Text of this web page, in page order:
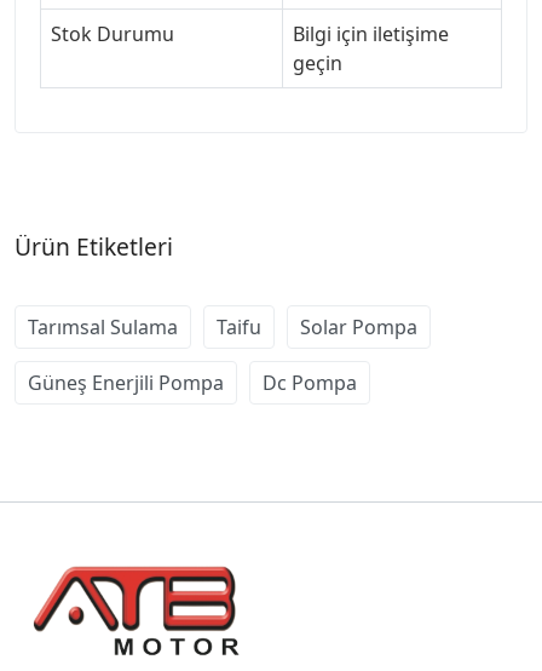
Stok Durumu
Bilgi için iletişime
geçin
Ürün Etiketleri
Tarımsal Sulama Taifu Solar Pompa
Güneş Enerjili Pompa Dc Pompa